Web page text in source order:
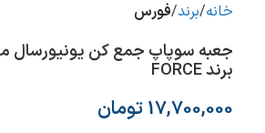
خانه برند فورس
برند FORCE
17,700,000تومان